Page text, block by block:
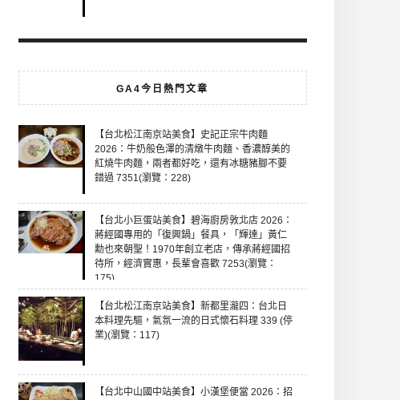
GA4今日熱門文章
【台北松江南京站美食】史記正宗牛肉麵
2026：牛奶般色澤的清燉牛肉麵、香濃醇美的
紅燒牛肉麵，兩者都好吃，還有冰糖豬腳不要
錯過 7351(瀏覽：228)
【台北小巨蛋站美食】碧海廚房敦北店 2026：
蔣經國專用的「復興鍋」餐具，「輝達」黃仁
勳也來朝聖！1970年創立老店，傳承蔣經國招
待所，經濟實惠，長輩會喜歡 7253(瀏覽：
175)
【台北松江南京站美食】新都里瀧四：台北日
本料理先驅，氣氛一流的日式懷石料理 339 (停
業)(瀏覽：117)
【台北中山國中站美食】小漢堡便當 2026：招